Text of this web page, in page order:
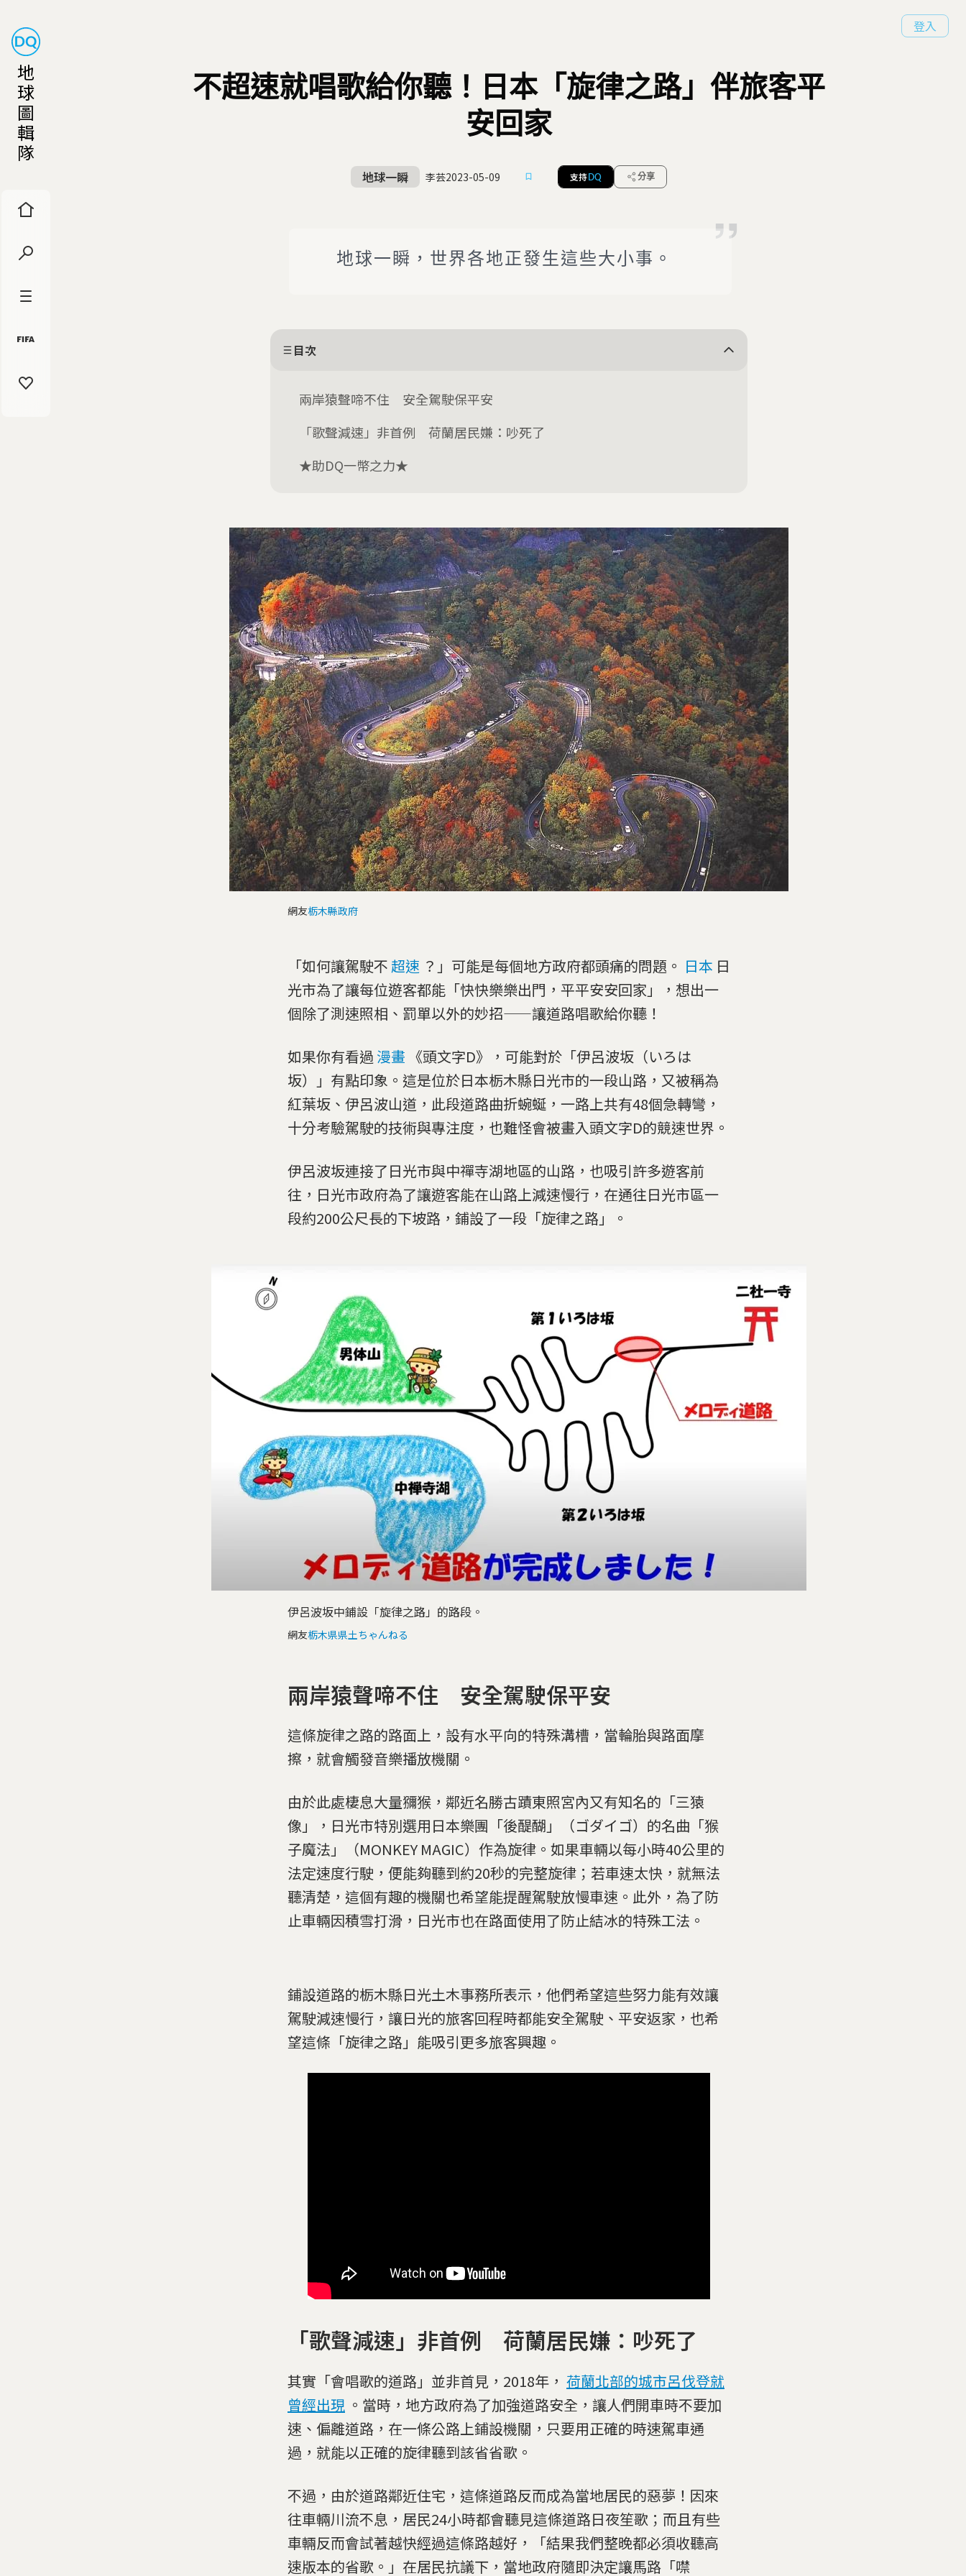
地
球
圖
輯
隊
登入
不超速就唱歌給你聽！日本「旋律之路」伴旅客平
安回家
地球一瞬 李芸2023-05-09 支持 DQ 分享
地球一瞬，世界各地正發生這些大小事。
目次
兩岸猿聲啼不住 安全駕駛保平安
「歌聲減速」非首例 荷蘭居民嫌：吵死了
★助DQ一幣之力★
網友栃木縣政府
「如何讓駕駛不 超速 ？」可能是每個地方政府都頭痛的問題。 日本 日
光市為了讓每位遊客都能「快快樂樂出門，平平安安回家」，想出一
個除了測速照相、罰單以外的妙招——讓道路唱歌給你聽！
如果你有看過 漫畫 《頭文字D》，可能對於「伊呂波坂（いろは
坂）」有點印象。這是位於日本栃木縣日光市的一段山路，又被稱為
紅葉坂、伊呂波山道，此段道路曲折蜿蜒，一路上共有48個急轉彎，
十分考驗駕駛的技術與專注度，也難怪會被畫入頭文字D的競速世界。
伊呂波坂連接了日光市與中禪寺湖地區的山路，也吸引許多遊客前
往，日光市政府為了讓遊客能在山路上減速慢行，在通往日光市區一
段約200公尺長的下坡路，鋪設了一段「旋律之路」。
伊呂波坂中鋪設「旋律之路」的路段。
網友栃木県県土ちゃんねる
兩岸猿聲啼不住 安全駕駛保平安
這條旋律之路的路面上，設有水平向的特殊溝槽，當輪胎與路面摩
擦，就會觸發音樂播放機關。
由於此處棲息大量獼猴，鄰近名勝古蹟東照宮內又有知名的「三猿
像」，日光市特別選用日本樂團「後醍醐」（ゴダイゴ）的名曲「猴
子魔法」（MONKEY MAGIC）作為旋律。如果車輛以每小時40公里的
法定速度行駛，便能夠聽到約20秒的完整旋律；若車速太快，就無法
聽清楚，這個有趣的機關也希望能提醒駕駛放慢車速。此外，為了防
止車輛因積雪打滑，日光市也在路面使用了防止結冰的特殊工法。
鋪設道路的栃木縣日光土木事務所表示，他們希望這些努力能有效讓
駕駛減速慢行，讓日光的旅客回程時都能安全駕駛、平安返家，也希
望這條「旋律之路」能吸引更多旅客興趣。
「歌聲減速」非首例 荷蘭居民嫌：吵死了
其實「會唱歌的道路」並非首見，2018年， 荷蘭北部的城市呂伐登就
曾經出現 。當時，地方政府為了加強道路安全，讓人們開車時不要加
速、偏離道路，在一條公路上鋪設機關，只要用正確的時速駕車通
過，就能以正確的旋律聽到該省省歌。
不過，由於道路鄰近住宅，這條道路反而成為當地居民的惡夢！因來
往車輛川流不息，居民24小時都會聽見這條道路日夜笙歌；而且有些
車輛反而會試著越快經過這條路越好，「結果我們整晚都必須收聽高
速版本的省歌。」在居民抗議下，當地政府隨即決定讓馬路「噤